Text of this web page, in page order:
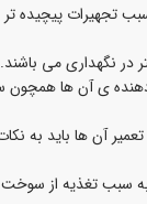
تجهیرات پیچیده تر
در نگهداری می باشند.
ی آن ها همچون
آن ها باید به
سبب تغذیه از سوخت